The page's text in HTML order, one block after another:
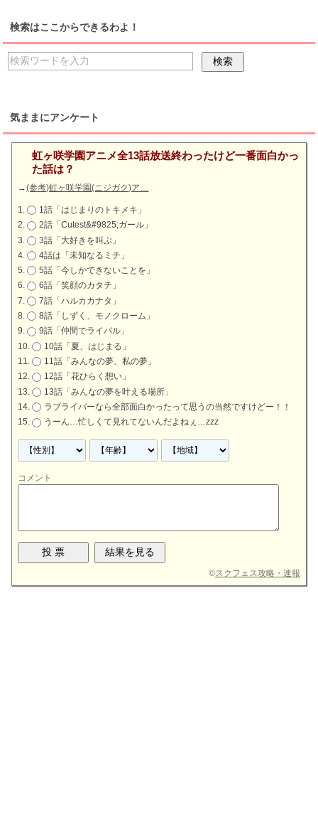
検索はここからできるわよ！
気ままにアンケート
虹ヶ咲学園アニメ全13話放送終わったけど一番面白かっ
た話は？
→(参考)虹ヶ咲学園(ニジガク)ア…
1話「はじまりのトキメキ」
2話「Cutest&#9825;ガール」
3話「大好きを叫ぶ」
4話は「未知なるミチ」
5話「今しかできないことを」
6話「笑顔のカタチ」
7話「ハルカカナタ」
8話「しずく、モノクローム」
9話「仲間でライバル」
10話「夏、はじまる」
11話「みんなの夢、私の夢」
12話「花ひらく想い」
13話「みんなの夢を叶える場所」
ラブライバーなら全部面白かったって思うの当然ですけどー！！
うーん…忙しくて見れてないんだよねぇ…zzz
コメント
©スクフェス攻略・速報